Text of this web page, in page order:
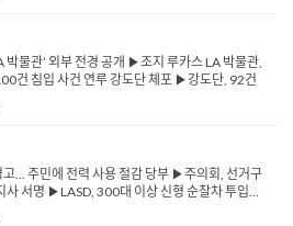
박물관’ 외부 전경 공개 ▶조지 루카스 LA 박물관,
건 침입 사건 연루 강도단 체포 ▶강도단, 92건
운 위탁 수하물 금지 목록 발표 ▶가스·배...
… 주민에 전력 사용 절감 당부 ▶주의회, 선거구
사 서명 ▶LASD, 300대 이상 신형 순찰차 투입…
이민정책 여파… 50년 만에 ...